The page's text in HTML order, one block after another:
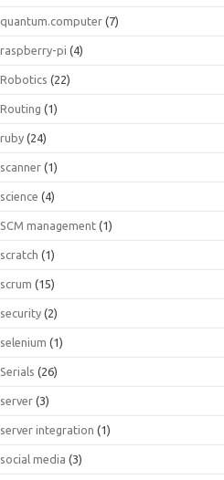
quantum.computer (7)
raspberry-pi (4)
Robotics (22)
Routing (1)
ruby (24)
scanner (1)
science (4)
SCM management (1)
scratch (1)
scrum (15)
security (2)
selenium (1)
Serials (26)
server (3)
server integration (1)
social media (3)